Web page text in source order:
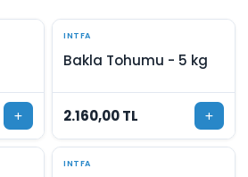
INTFA
Bakla Tohumu - 5 kg
2.160,00 TL
INTFA